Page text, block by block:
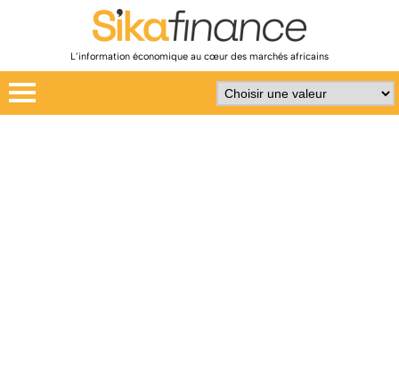
L’information économique au cœur des marchés africains